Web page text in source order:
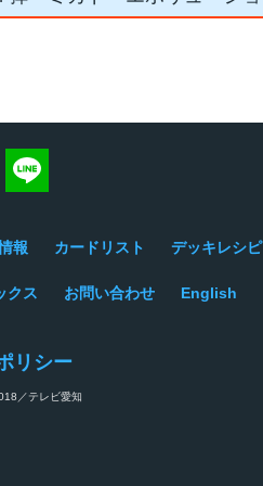
する
Facebookでシェアする
報 カードリスト デッキレシピ
クス お問い合わせ English
リシー
／テレビ愛知